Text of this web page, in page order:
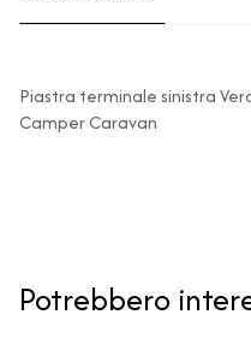
Piastra terminale sinistra
Camper Caravan
Potrebbero